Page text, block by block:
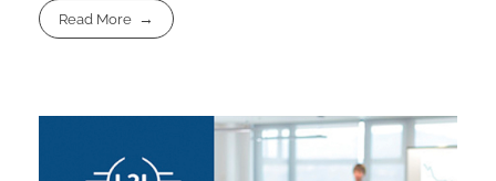
Read More